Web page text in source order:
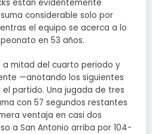
están evidentemente
considerable solo por
el equipo se acerca a lo
en 53 años.
a mitad del cuarto periodo y
—anotando los siguientes
partido. Una jugada de tres
con 57 segundos restantes
ventaja en casi dos
a San Antonio arriba por 104-